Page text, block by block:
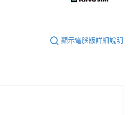
顯示電腦版詳細說明